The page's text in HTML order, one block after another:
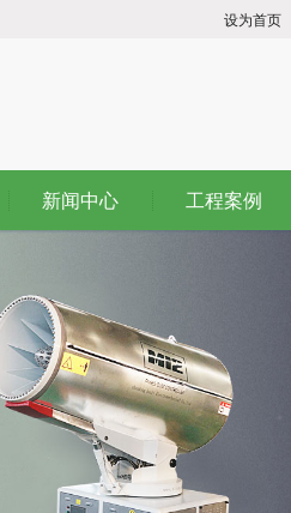
设为首页
新闻中心 工程案例